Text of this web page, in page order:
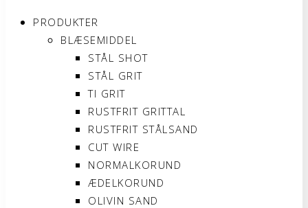
PRODUKTER
BLÆSEMIDDEL
STÅL SHOT
STÅL GRIT
TI GRIT
RUSTFRIT GRITTAL
RUSTFRIT STÅLSAND
CUT WIRE
NORMALKORUND
ÆDELKORUND
OLIVIN SAND